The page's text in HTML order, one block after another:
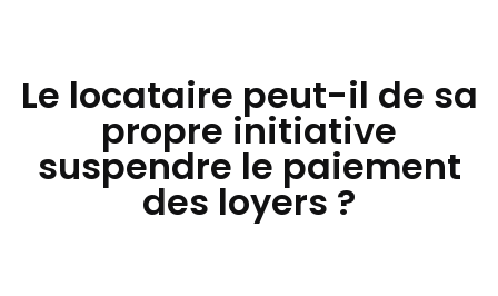
Le locataire peut-il de sa
propre initiative
suspendre le paiement
des loyers ?